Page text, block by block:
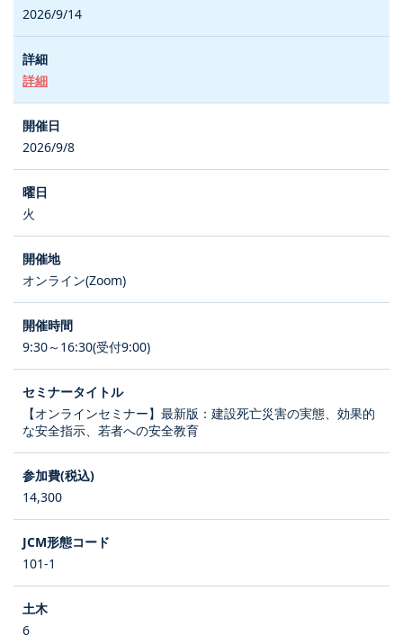
2026/9/14
詳細
2026/9/8
火
オンライン(Zoom)
9:30～16:30(受付9:00)
【オンラインセミナー】最新版：建設死亡災害の実態、効果的
な安全指示、若者への安全教育
14,300
101-1
6